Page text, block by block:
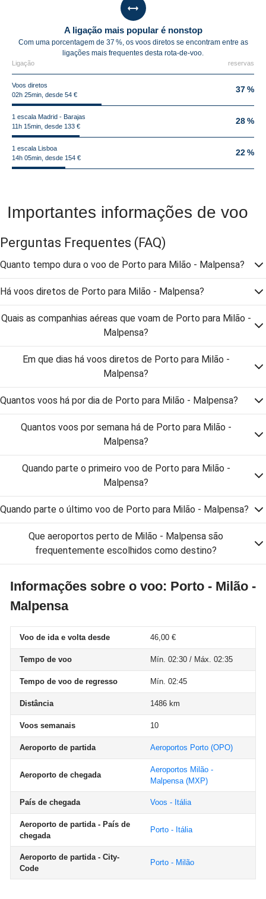
A ligação mais popular é nonstop
Com uma porcentagem de 37 %, os voos diretos se encontram entre as
ligações mais frequentes desta rota-de-voo.
Ligação reservas
Voos diretos
02h 25min, desde 54 €
37 %
1 escala Madrid - Barajas
11h 15min, desde 133 €
28 %
1 escala Lisboa
14h 05min, desde 154 €
22 %
Importantes informações de voo
Perguntas Frequentes (FAQ)
Quanto tempo dura o voo de Porto para Milão - Malpensa?
Há voos diretos de Porto para Milão - Malpensa?
Quais as companhias aéreas que voam de Porto para Milão -
Malpensa?
Em que dias há voos diretos de Porto para Milão -
Malpensa?
Quantos voos há por dia de Porto para Milão - Malpensa?
Quantos voos por semana há de Porto para Milão -
Malpensa?
Quando parte o primeiro voo de Porto para Milão -
Malpensa?
Quando parte o último voo de Porto para Milão - Malpensa?
Que aeroportos perto de Milão - Malpensa são
frequentemente escolhidos como destino?
Informações sobre o voo: Porto - Milão -
Malpensa
Voo de ida e volta desde 46,00 €
Tempo de voo Mín. 02:30 / Máx. 02:35
Tempo de voo de regresso Mín. 02:45
Distância 1486 km
Voos semanais 10
Aeroporto de partida Aeroportos Porto (OPO)
Aeroporto de chegada
Aeroportos Milão -
Malpensa(MXP)
País de chegada Voos - Itália
Aeroporto de partida - País de
chegada
Porto - Itália
Aeroporto de partida - City-
Code
Porto - Milão